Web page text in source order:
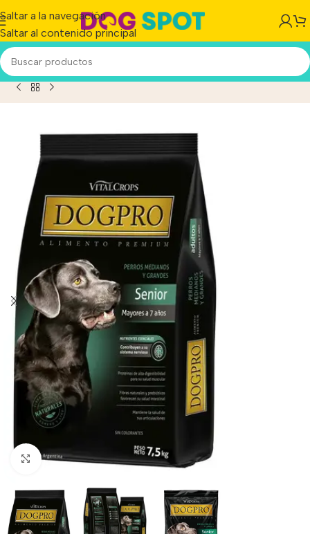
Saltar a la navegación
Saltar al contenido principal
/Dogpro Perros Senior Mayores De 7 Años x 7.5 Kg
Haga clic para ampliar